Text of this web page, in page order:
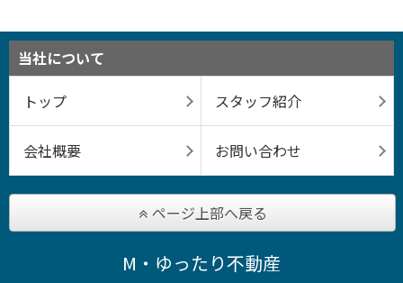
当社について
トップ
スタッフ紹介
会社概要 お問い合わせ
ページ上部へ戻る
M・ゆったり不動産